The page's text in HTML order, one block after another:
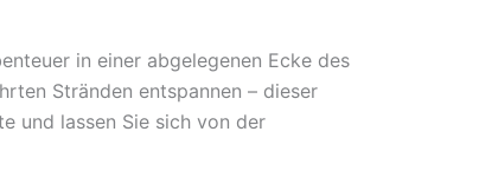
in einer abgelegenen Ecke des
Stränden entspannen – dieser
und lassen Sie sich von der